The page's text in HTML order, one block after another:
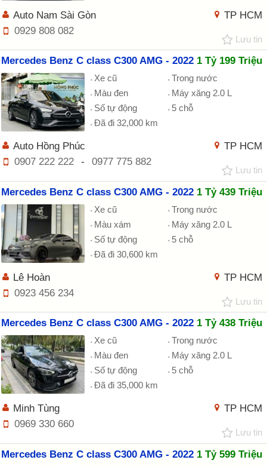
TP HCM
Auto Nam Sài Gòn
0929 808 082
Lưu tin
Mercedes Benz C class C300 AMG - 2022 1 Tỷ 199 Triệu
Xe cũ
Trong nước
Màu đen
Máy xăng 2.0 L
Số tự động
5 chỗ
Đã đi 32,000 km
TP HCM
Auto Hồng Phúc
0907 222 222
- 0977 775 882
Lưu tin
Mercedes Benz C class C300 AMG - 2022 1 Tỷ 439 Triệu
Xe cũ
Trong nước
Màu xám
Máy xăng 2.0 L
Số tự động
5 chỗ
Đã đi 30,600 km
TP HCM
Lê Hoàn
0923 456 234
Lưu tin
Mercedes Benz C class C300 AMG - 2022 1 Tỷ 438 Triệu
Xe cũ
Trong nước
Màu đen
Máy xăng 2.0 L
Số tự động
5 chỗ
Đã đi 35,000 km
TP HCM
Minh Tùng
0969 330 660
Lưu tin
Mercedes Benz C class C300 AMG - 2022 1 Tỷ 599 Triệu